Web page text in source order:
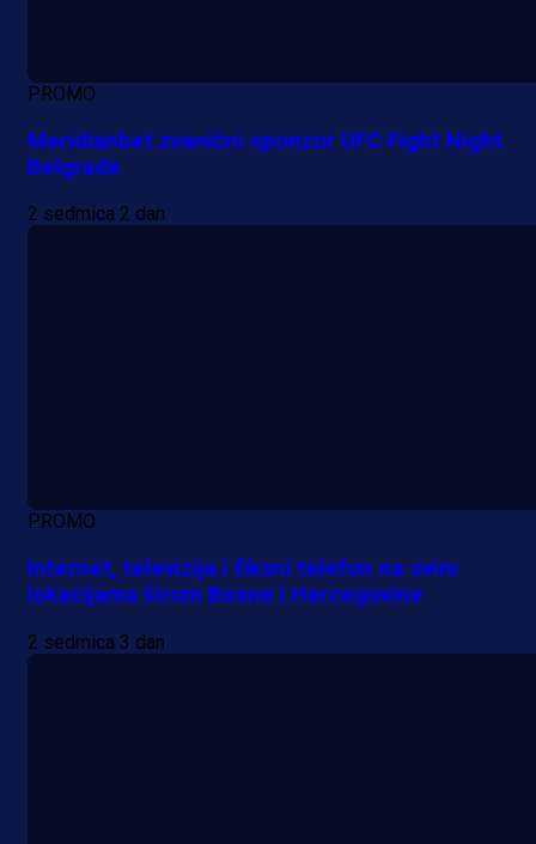
PROMO
Meridianbet zvanični sponzor UFC Fight Night
Belgrade
2 sedmica 2 dan
PROMO
Internet, televizija i fiksni telefon na svim
lokacijama širom Bosne i Hercegovine
2 sedmica 3 dan